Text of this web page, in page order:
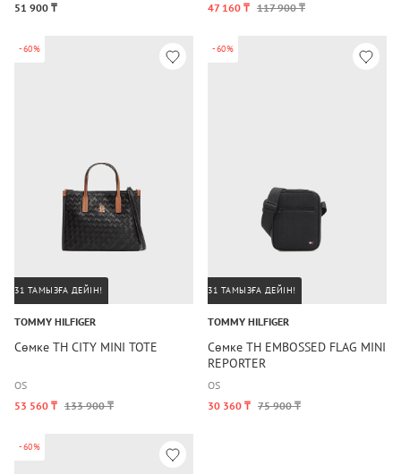
51 900 ₸
47 160 ₸ 117 900 ₸
-60%
31 ТАМЫЗҒА ДЕЙІН!
TOMMY HILFIGER
Сөмке TH CITY MINI TOTE
OS
53 560 ₸ 133 900 ₸
-60%
31 ТАМЫЗҒА ДЕЙІН!
TOMMY HILFIGER
Сөмке TH EMBOSSED FLAG MINI
REPORTER
OS
30 360 ₸ 75 900 ₸
-60%